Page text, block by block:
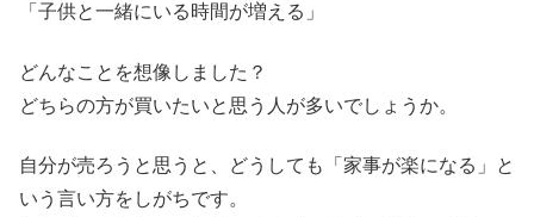
「子供と一緒にいる時間が増える」
どんなことを想像しました？
どちらの方が買いたいと思う人が多いでしょうか。
自分が売ろうと思うと、どうしても「家事が楽になる」と
いう言い方をしがちです。